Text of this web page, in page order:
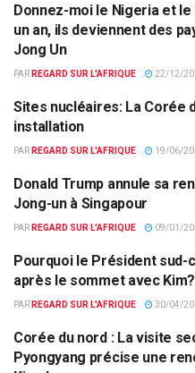
ACTUALITÉS PAR PAYS
Donnez-moi le Nigeria et
un an, ils deviennent des
Jong Un
PAR REGARD SUR L'AFRIQUE 22/12/
CORÉE DU NORD
Sites nucléaires: La Corée
installation
PAR REGARD SUR L'AFRIQUE 19/06/
ACTUALITÉS PAR PAYS
Donald Trump annule sa
Jong-un à Singapour
PAR REGARD SUR L'AFRIQUE 09/01/
ACTUALITÉS PAR PAYS
Pourquoi le Président sud-
après le sommet avec Kim?
PAR REGARD SUR L'AFRIQUE 30/04/
ACTUALITÉS PAR PAYS
Corée du nord : La visite
Pyongyang précise une